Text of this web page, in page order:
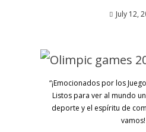
July 12,
“¡Emocionados por los
Listos para ver al mundo
deporte y el espíritu de
vamos!